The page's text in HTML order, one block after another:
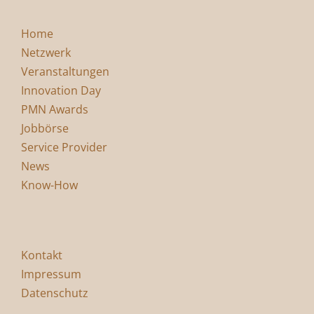
Home
Netzwerk
Veranstaltungen
Innovation Day
PMN Awards
Jobbörse
Service Provider
News
Know-How
Kontakt
Impressum
Datenschutz